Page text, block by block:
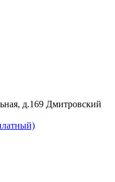
д.169 Дмитровский